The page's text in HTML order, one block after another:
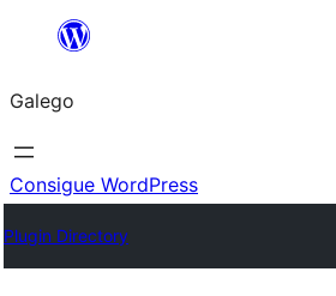
Saltar
contido
Galego
Consigue WordPress
Plugin Directory